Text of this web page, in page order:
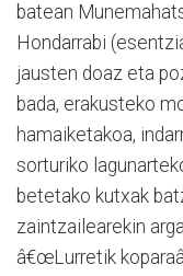
batean
Hondarrabi
jausten doaz eta
bada, erakusteko
hamaiketakoa,
sorturiko
betetako kutxak
zaintzailearekin
â€œLurretik